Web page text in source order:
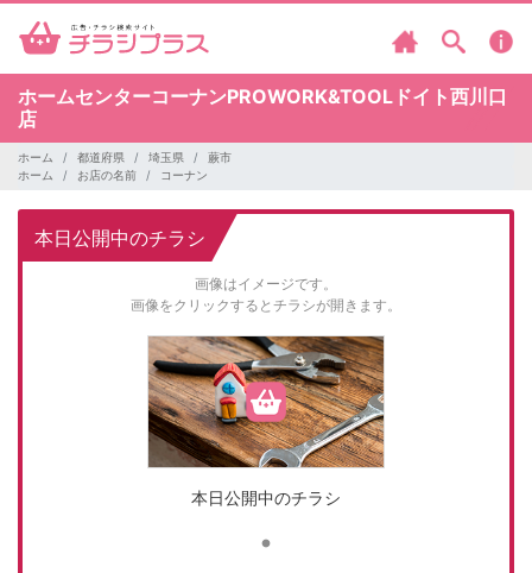
ホームセンターコーナンPROWORK&TOOLドイト西川口
店
ホーム 都道府県 埼玉県
蕨市
ホーム
お店の名前 コーナン
本日公開中のチラシ
画像はイメージです。
画像をクリックするとチラシが開きます。
本日公開中のチラシ